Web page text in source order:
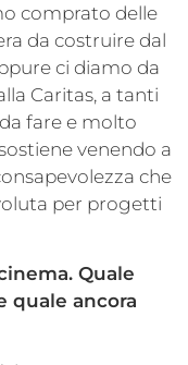
comprato delle
da costruire dal
ci diamo da
Caritas, a tanti
fare e molto
venendo a
che
per progetti
Quale
quale ancora